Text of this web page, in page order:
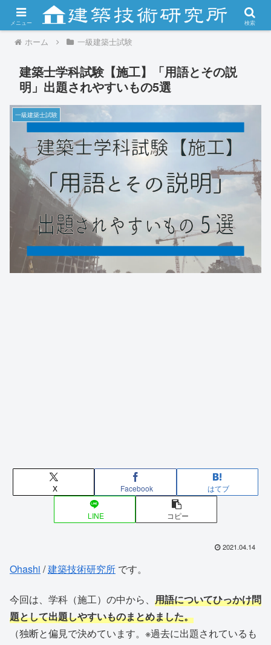
ホーム 一級建築士試験
建築士学科試験【施工】「用語とその説
明」出題されやすいもの5選
一級建築士試験
X Facebook はてブ
LINE コピー
2021.04.14
Ohashi /建築技術研究所 です。
今回は、学科（施工）の中から、 用語についてひっかけ問
題として出題しやすいものまとめました。
（独断と偏見で決めています。※過去に出題されているも
メニュー 検索